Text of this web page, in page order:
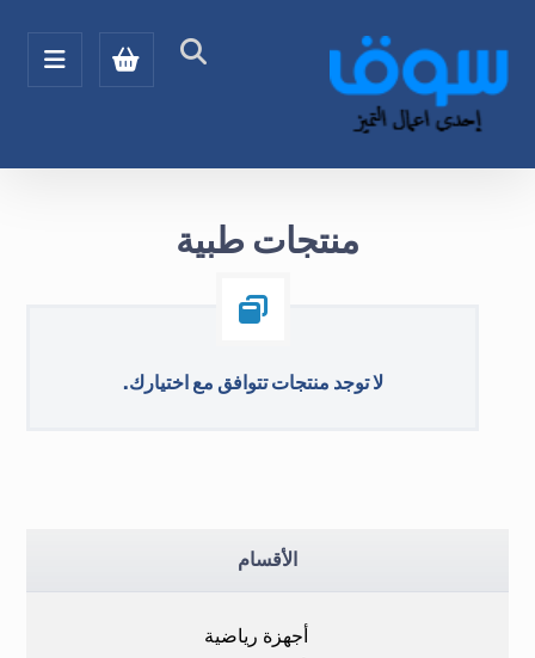
منتجات طبية
لا توجد منتجات تتوافق مع اختيارك.
الأقسام
أجهزة رياضية